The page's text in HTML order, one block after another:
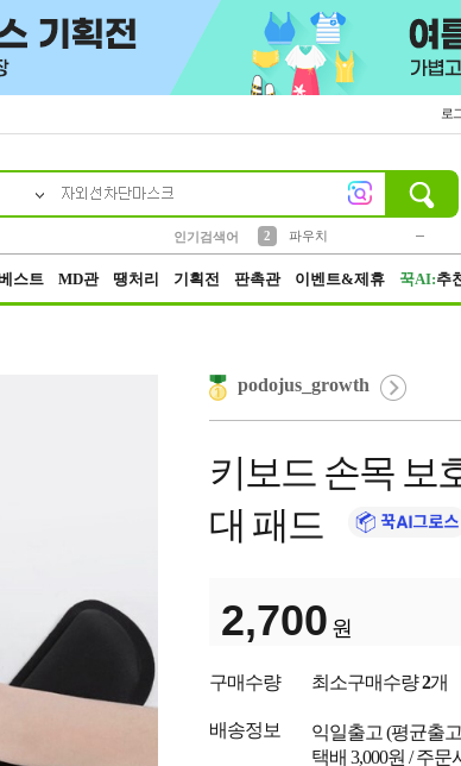
로
인기검색어
2
파우치
스트 MD관 땡처리 기획전 판촉관 이벤트&제휴 꾹AI:추
podojus_growth
키보드 손목 보
대 패드
2,700 원
구매수량 최소구매수량2개
배송정보 익일출고 (평균출
택배 3,000원 / 주문